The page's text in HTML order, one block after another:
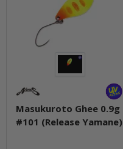
Masukuroto Ghee 0.9g
#101 (Release Yamane)